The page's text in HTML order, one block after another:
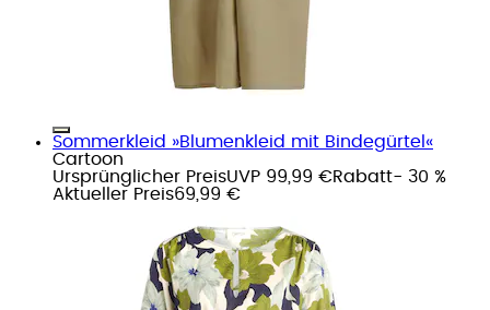
Sommerkleid »Blumenkleid mit Bindegürtel«
Cartoon
Ursprünglicher PreisUVP 99,99 €Rabatt- 30 %
Aktueller Preis69,99 €